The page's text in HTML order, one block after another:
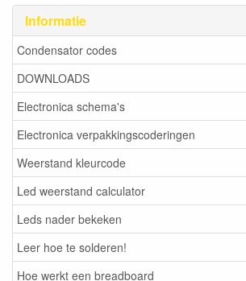
Informatie
Condensator codes
DOWNLOADS
Electronica schema's
Electronica verpakkingscoderingen
Weerstand kleurcode
Led weerstand calculator
Leds nader bekeken
Leer hoe te solderen!
Hoe werkt een breadboard